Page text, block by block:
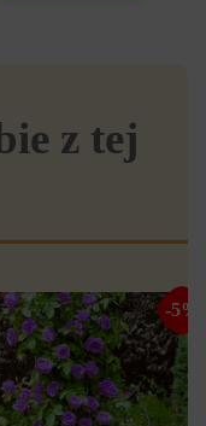
z tej
-5%